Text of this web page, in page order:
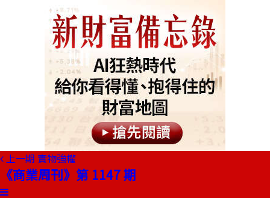
上一期 實物強權
《商業周刊》第 1147 期